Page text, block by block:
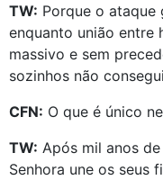
TW: Porque o ataque
enquanto união entre
massivo e sem
sozinhos não
CFN: O que é único
TW: Após mil anos
Senhora une os seus